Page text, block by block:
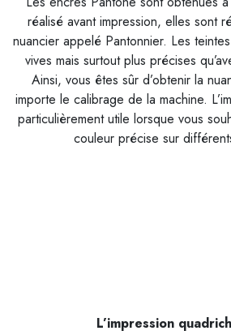
réalisé avant impression, elles sont
nuancier appelé Pantonnier. Les
vives mais surtout plus précises
Ainsi, vous êtes sûr d’obtenir la
importe le calibrage de la machine.
particulièrement utile lorsque vous
couleur précise sur
L’impression